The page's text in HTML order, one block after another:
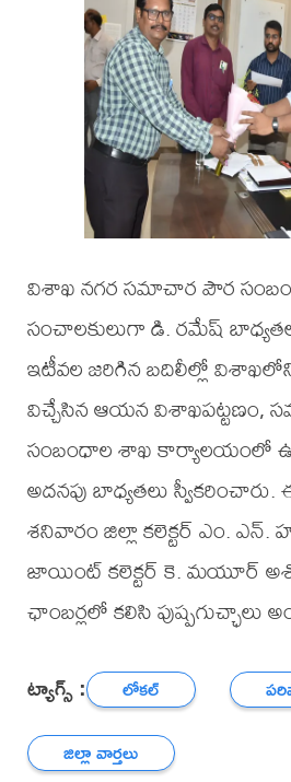
విశాఖ నగర స‌మాచార పౌర
సంచాల‌కులుగా డి. ర‌మేష్
ఇటీవ‌ల జ‌రిగిన బ‌దిలీల్లో
విచ్చేసిన ఆయ‌న విశాఖ‌ప‌ట్ట‌ణం,
సంబంధాల శాఖ కార్యాల‌యంలో
అద‌న‌పు బాధ్య‌త‌లు
శనివారం జిల్లా కలెక్ట‌ర్ ఎం. ఎన్.
జాయింట్ కలెక్టర్ కె. మయూర్
ఛాంబర్లలో కలిసి పుష్పగుచ్ఛాలు
ట్యాగ్స్ : లోకల్
జిల్లా వార్తలు